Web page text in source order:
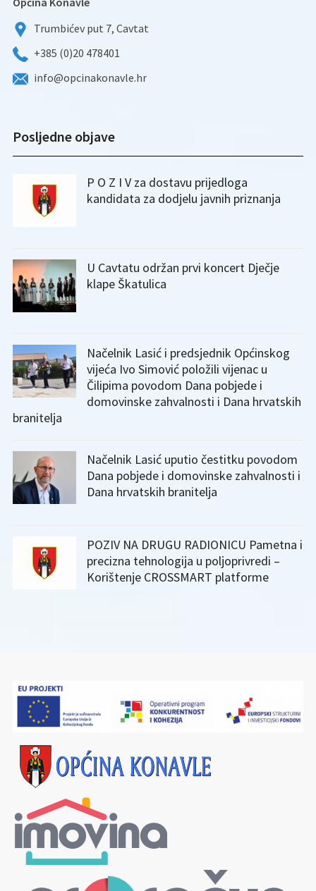
Trumbićev put 7, Cavtat
+385 (0)20 478401
info@opcinakonavle.hr
Posljedne objave
P O Z I V za dostavu prijedloga
kandidata za dodjelu javnih priznanja
U Cavtatu održan prvi koncert Dječje
klape Škatulica
Načelnik Lasić i predsjednik Općinskog
vijeća Ivo Simović položili vijenac u
Čilipima povodom Dana pobjede i
domovinske zahvalnosti i Dana hrvatskih
branitelja
Načelnik Lasić uputio čestitku povodom
Dana pobjede i domovinske zahvalnosti i
Dana hrvatskih branitelja
POZIV NA DRUGU RADIONICU Pametna i
precizna tehnologija u poljoprivredi –
Korištenje CROSSMART platforme